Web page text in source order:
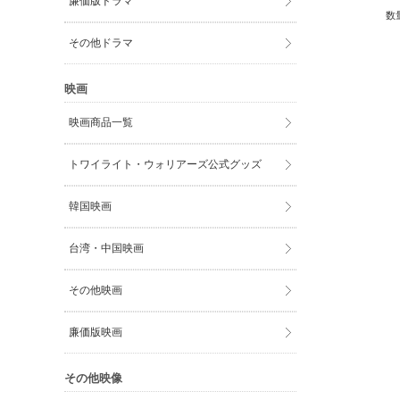
数
その他ドラマ
映画
映画商品一覧
トワイライト・ウォリアーズ公式グッズ
韓国映画
台湾・中国映画
その他映画
廉価版映画
その他映像